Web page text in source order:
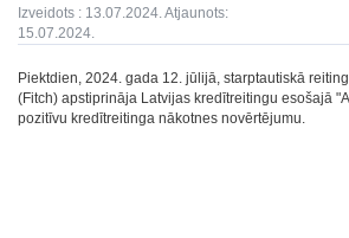
Izveidots : 13.07.2024. Atjaunots:
15.07.2024.
Piektdien, 2024. gada 12. jūlijā, starptautiskā
(Fitch) apstiprināja Latvijas kredītreitingu esošajā
pozitīvu kredītreitinga nākotnes novērtējumu.